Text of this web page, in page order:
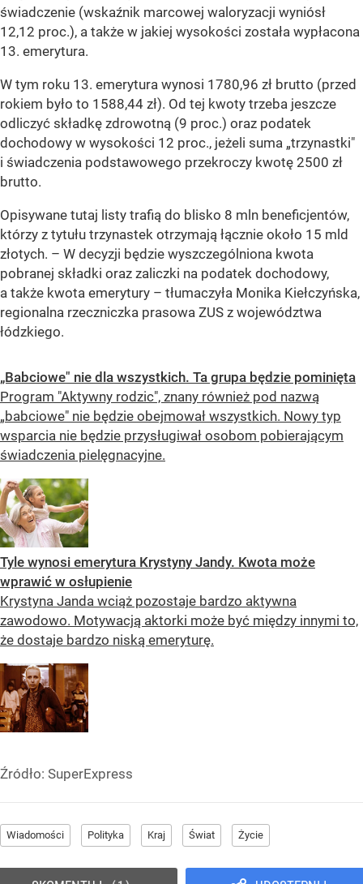
świadczenie (wskaźnik marcowej waloryzacji wyniósł
12,12 proc.), a także w jakiej wysokości została wypłacona
13. emerytura.
W tym roku 13. emerytura wynosi 1780,96 zł brutto (przed
rokiem było to 1588,44 zł). Od tej kwoty trzeba jeszcze
odliczyć składkę zdrowotną (9 proc.) oraz podatek
dochodowy w wysokości 12 proc., jeżeli suma „trzynastki"
i świadczenia podstawowego przekroczy kwotę 2500 zł
brutto.
Opisywane tutaj listy trafią do blisko 8 mln beneficjentów,
którzy z tytułu trzynastek otrzymają łącznie około 15 mld
złotych. – W decyzji będzie wyszczególniona kwota
pobranej składki oraz zaliczki na podatek dochodowy,
a także kwota emerytury – tłumaczyła Monika Kiełczyńska,
regionalna rzeczniczka prasowa ZUS z województwa
łódzkiego.
„Babciowe" nie dla wszystkich. Ta grupa będzie pominięta
Program "Aktywny rodzic", znany również pod nazwą
„babciowe" nie będzie obejmował wszystkich. Nowy typ
wsparcia nie będzie przysługiwał osobom pobierającym
świadczenia pielęgnacyjne.
Tyle wynosi emerytura Krystyny Jandy. Kwota może
wprawić w osłupienie
Krystyna Janda wciąż pozostaje bardzo aktywna
zawodowo. Motywacją aktorki może być między innymi to,
że dostaje bardzo niską emeryturę.
Źródło: SuperExpress
Wiadomości Polityka Kraj Świat Życie